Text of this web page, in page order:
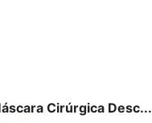
Cirúrgica Desc...